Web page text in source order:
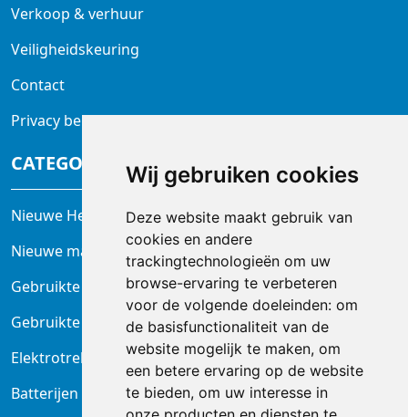
Wij gebruiken cookies
Deze website maakt gebruik van
cookies en andere
trackingtechnologieën om uw
browse-ervaring te verbeteren
voor de volgende doeleinden: om
de basisfunctionaliteit van de
website mogelijk te maken, om
een betere ervaring op de website
te bieden, om uw interesse in
Verkoop & verhuur
Veiligheidskeuring
Contact
Privacy beleid
CATEGORIEËN
Nieuwe Heftrucks
Nieuwe magazijntrucks
Gebruikte heftrucks
Gebruikte magazijnheftrucks
Elektrotrekkers
Batterijen en laders